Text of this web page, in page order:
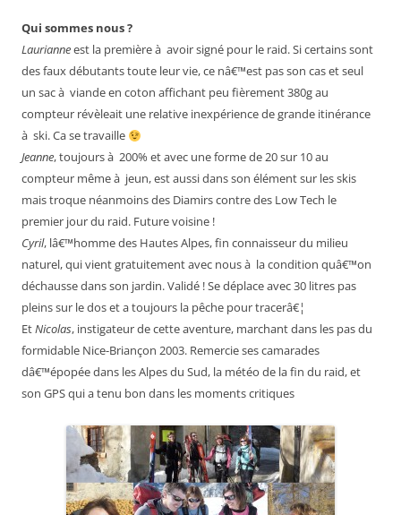
Qui sommes nous ?
Laurianneest la première à avoir signé pour le raid. Si certains sont
des faux débutants toute leur vie, ce nâ€™est pas son cas et seul
un sac à viande en coton affichant peu fièrement 380g au
compteur révèleait une relative inexpérience de grande itinérance
à ski. Ca se travaille
Jeanne, toujours à 200% et avec une forme de 20 sur 10 au
compteur même à jeun, est aussi dans son élément sur les skis
mais troque néanmoins des Diamirs contre des Low Tech le
premier jour du raid. Future voisine !
Cyril, lâ€™homme des Hautes Alpes, fin connaisseur du milieu
naturel, qui vient gratuitement avec nous à la condition quâ€™on
déchausse dans son jardin. Validé ! Se déplace avec 30 litres pas
pleins sur le dos et a toujours la pêche pour tracerâ€¦
EtNicolas, instigateur de cette aventure, marchant dans les pas du
formidable Nice-Briançon 2003. Remercie ses camarades
dâ€™épopée dans les Alpes du Sud, la météo de la fin du raid, et
son GPS qui a tenu bon dans les moments critiques